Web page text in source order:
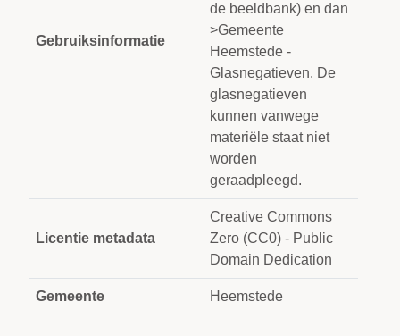
Gebruiksinformatie
de beeldbank) en dan
>Gemeente
Heemstede -
Glasnegatieven. De
glasnegatieven
kunnen vanwege
materiële staat niet
worden
geraadpleegd.
Licentie metadata
Creative Commons
Zero (CC0) - Public
Domain Dedication
Gemeente Heemstede